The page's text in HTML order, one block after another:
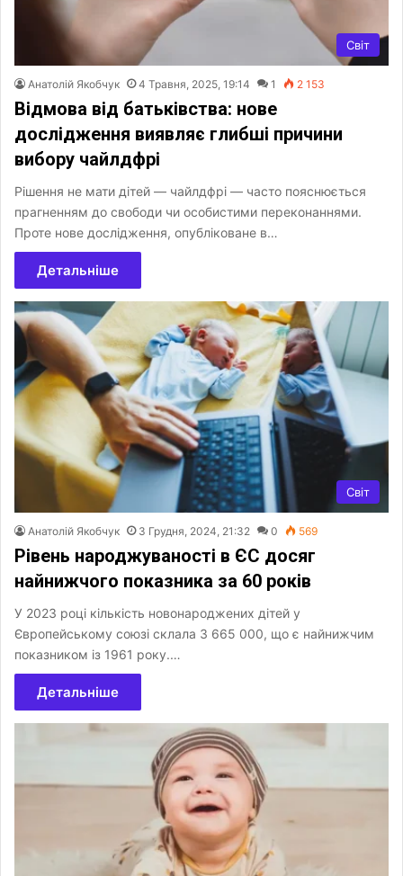
Світ
Анатолій Якобчук 4 Травня, 2025, 19:14 1 2 153
Відмова від батьківства: нове
дослідження виявляє глибші причини
вибору чайлдфрі
Рішення не мати дітей — чайлдфрі — часто пояснюється
прагненням до свободи чи особистими переконаннями.
Проте нове дослідження, опубліковане в…
Детальніше
Світ
Анатолій Якобчук 3 Грудня, 2024, 21:32 0 569
Рівень народжуваності в ЄС досяг
найнижчого показника за 60 років
У 2023 році кількість новонароджених дітей у
Європейському союзі склала 3 665 000, що є найнижчим
показником із 1961 року.…
Детальніше